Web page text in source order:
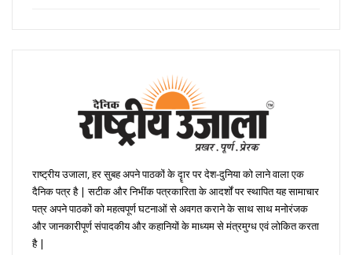
राष्ट्रीय उजाला, हर सुबह अपने पाठकों के दॄार पर देश-दुनिया को लाने वाला एक
दैनिक पत्र है | सटीक और निभींक पत्रकारिता के आदर्शों पर स्थापित यह सामाचार
पत्र अपने पाठकों को महत्वपूर्ण घटनाओं से अवगत कराने के साथ साथ मनोरंजक
और जानकारीपूर्ण संपादकीय और कहानियों के माध्यम से मंत्रमुग्ध एवं लोकित करता
है |